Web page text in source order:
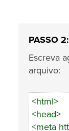
PASSO 2:
Escreva
arquivo:
<html>
<head>
<meta